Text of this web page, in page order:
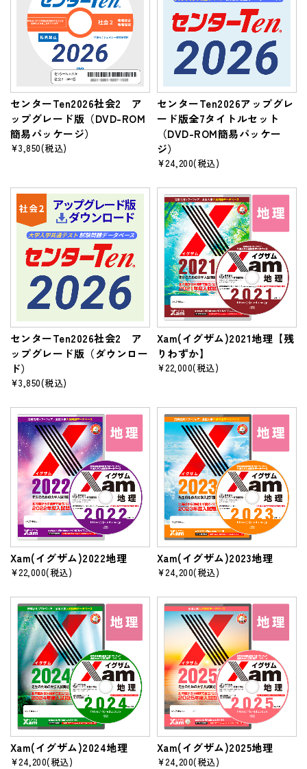
センターTen2026社会2 ア
ップグレード版（DVD-ROM
簡易パッケージ）
¥3,850(税込)
センターTen2026アップグレ
ード版全7タイトルセット
（DVD-ROM簡易パッケー
ジ）
¥24,200(税込)
センターTen2026社会2 ア
ップグレード版（ダウンロー
ド）
¥3,850(税込)
Xam(イグザム)2021地理【残
りわずか】
¥22,000(税込)
Xam(イグザム)2022地理
¥22,000(税込)
Xam(イグザム)2023地理
¥24,200(税込)
Xam(イグザム)2024地理
¥24,200(税込)
Xam(イグザム)2025地理
¥24,200(税込)